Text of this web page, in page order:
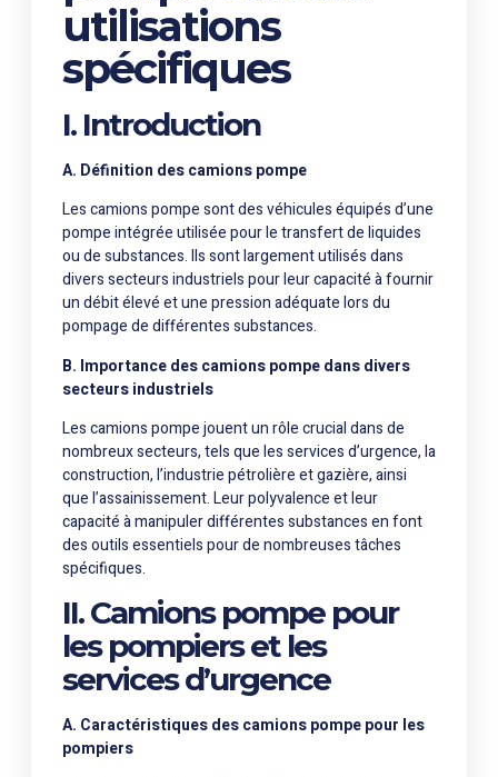
utilisations
spécifiques
I. Introduction
A. Définition des camions pompe
Les camions pompe sont des véhicules équipés d’une
pompe intégrée utilisée pour le transfert de liquides
ou de substances. Ils sont largement utilisés dans
divers secteurs industriels pour leur capacité à fournir
un débit élevé et une pression adéquate lors du
pompage de différentes substances.
B. Importance des camions pompe dans divers
secteurs industriels
Les camions pompe jouent un rôle crucial dans de
nombreux secteurs, tels que les services d’urgence, la
construction, l’industrie pétrolière et gazière, ainsi
que l’assainissement. Leur polyvalence et leur
capacité à manipuler différentes substances en font
des outils essentiels pour de nombreuses tâches
spécifiques.
II.Camions pompepour
les pompiers et les
services d’urgence
A. Caractéristiques des camions pompe pour les
pompiers